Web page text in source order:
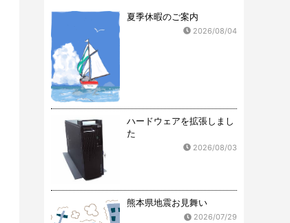
夏季休暇のご案内
2026/08/04
ハードウェアを拡張しまし
た
2026/08/03
熊本県地震お見舞い
2026/07/29